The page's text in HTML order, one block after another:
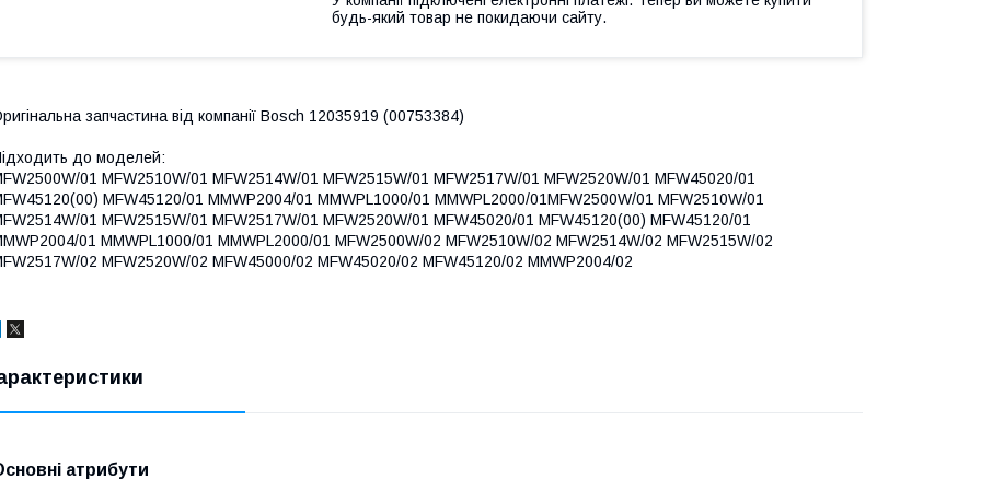
будь-який товар не покидаючи сайту.
запчастина від компанії Bosch 12035919 (00753384)
до моделей:
01 MFW2510W/01 MFW2514W/01 MFW2515W/01 MFW2517W/01 MFW2520W/01 MFW45020/01
MFW45120/01 MMWP2004/01 MMWPL1000/01 MMWPL2000/01MFW2500W/01 MFW2510W/01
01 MFW2515W/01 MFW2517W/01 MFW2520W/01 MFW45020/01 MFW45120(00) MFW45120/01
01 MMWPL1000/01 MMWPL2000/01 MFW2500W/02 MFW2510W/02 MFW2514W/02 MFW2515W/02
02 MFW2520W/02 MFW45000/02 MFW45020/02 MFW45120/02 MMWP2004/02
атрибути